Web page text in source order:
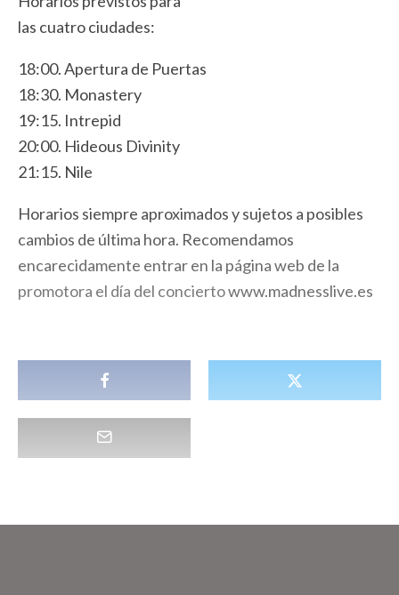
las cuatro ciudades:
18:00. Apertura de Puertas
18:30. Monastery
19:15. Intrepid
20:00. Hideous Divinity
21:15. Nile
Horarios siempre aproximados y sujetos a posibles
cambios de última hora. Recomendamos
encarecidamente entrar en la página web de la
promotora el día del conciertowww.madnesslive.es